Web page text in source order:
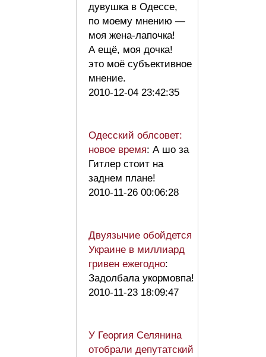
дувушка в Одессе,
по моему мнению —
моя жена-лапочка!
А ещё, моя дочка!
это моё субъективное
мнение.
2010-12-04 23:42:35
Одесский облсовет:
новое время: А шо за
Гитлер стоит на
заднем плане!
2010-11-26 00:06:28
Двуязычие обойдется
Украине в миллиард
гривен ежегодно:
Задолбала укормовпа!
2010-11-23 18:09:47
У Георгия Селянина
отобрали депутатский